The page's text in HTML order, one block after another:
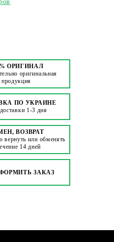
ОРИГИНАЛ
оригинальная
продукция
ПО УКРАИНЕ
1-3 дня
ВОЗВРАТ
вернуть или обменять
14 дней
ЗАКАЗ